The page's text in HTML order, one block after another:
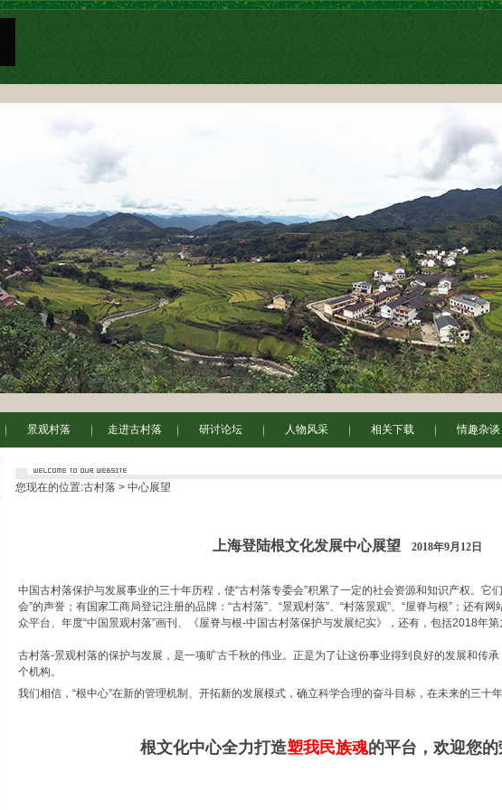
景观村落 走进古村落 研讨论坛 人物风采 相关下载 情趣杂谈
您现在的位置:古村落 > 中心展望
上海登陆根文化发展中心展望 2018年9月12日
中国古村落保护与发展事业的三十年历程，使“古村落专委会”积累了一定的社会资源和知识产权。它
会”的声誉；有国家工商局登记注册的品牌：“古村落”、“景观村落”、“村落景观”、“屋脊与根”；还有
众平台、年度“中国景观村落”画刊、《屋脊与根-中国古村落保护与发展纪实》，还有，包括2018年第
古村落-景观村落的保护与发展，是一项旷古千秋的伟业。正是为了让这份事业得到良好的发展和传
个机构。
我们相信，“根中心”在新的管理机制、开拓新的发展模式，确立科学合理的奋斗目标，在未来的三十
根文化中心全力打造塑我民族魂的平台，欢迎您的